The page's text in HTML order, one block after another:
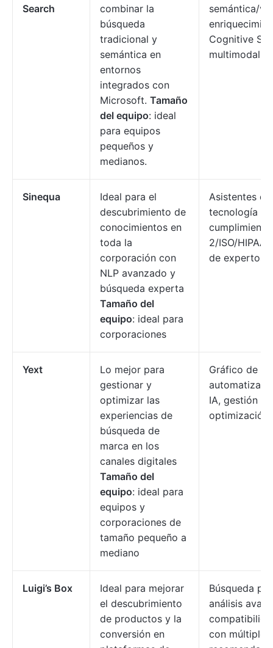
Search
combinar la
búsqueda
tradicional y
semántica en
entornos
integrados con
Microsoft. Tamaño
del equipo: ideal
para equipos
pequeños y
medianos.
semántica/
Cognitive
multimodal.
Sinequa
Ideal para el
descubrimiento de
conocimientos en
toda la
corporación con
NLP avanzado y
búsqueda experta
Tamaño del
equipo: ideal para
corporaciones
Asistentes
tecnología
cumplimiento
2/ISO/
de expertos.
Yext
Lo mejor para
gestionar y
optimizar las
experiencias de
búsqueda de
marca en los
canales digitales
Tamaño del
equipo: ideal para
equipos y
corporaciones de
tamaño pequeño a
mediano
Gráfico de
IA, gestión
optimización
Luigi’s Box
Ideal para mejorar
el descubrimiento
de productos y la
conversión en
Búsqueda
análisis
con múltiples